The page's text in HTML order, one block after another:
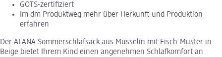
GOTS-zertifiziert
Im dm Produktweg mehr über Herkunft und Produktion
erfahren
Der ALANA Sommerschlafsack aus Musselin mit Fisch-Muster in
Beige bietet Ihrem Kind einen angenehmen Schlafkomfort an